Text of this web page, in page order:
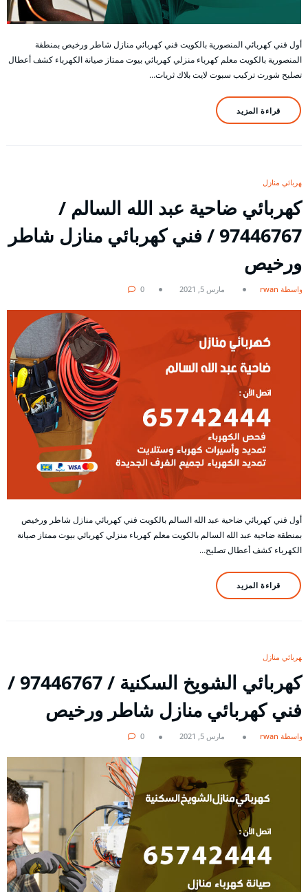
أول فني كهربائي المنصورية بالكويت فني كهربائي منازل شاطر ورخيص بمنطقة
المنصورية بالكويت معلم كهرباء منزلي كهربائي بيوت ممتاز صيانة الكهرباء كشف أعطال
تصليح شورت تركيب سبوت لايت بلاك ثريات…
قراءة المزيد
كهربائي منازل
كهربائي ضاحية عبد الله السالم /
97446767 / فني كهربائي منازل شاطر
ورخيص
بواسطة rwan مارس 5, 2021 0
أول فني كهربائي ضاحية عبد الله السالم بالكويت فني كهربائي منازل شاطر ورخيص
بمنطقة ضاحية عبد الله السالم بالكويت معلم كهرباء منزلي كهربائي بيوت ممتاز صيانة
الكهرباء كشف أعطال تصليح…
قراءة المزيد
كهربائي منازل
كهربائي الشويخ السكنية / 97446767 /
فني كهربائي منازل شاطر ورخيص
بواسطة rwan مارس 5, 2021 0